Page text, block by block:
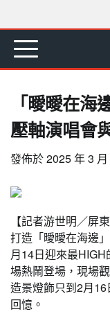
content
首 要
「曖曖在海
壓軸演唱會
發佈於2025 年 3 月
【記者游世明／屏
打造「曖曖在海邊
月14日迎來最
場熱鬧登場，現場
造景燈飾只到2月
回憶。